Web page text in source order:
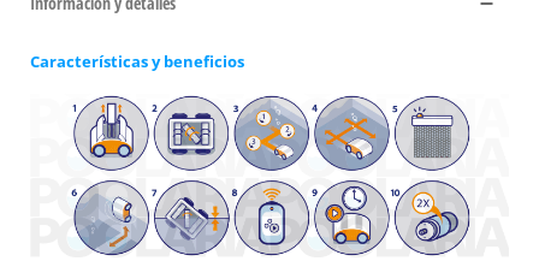
Características y beneficios